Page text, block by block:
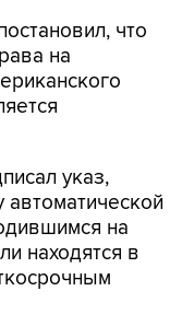
что
на
указ,
на
находятся в